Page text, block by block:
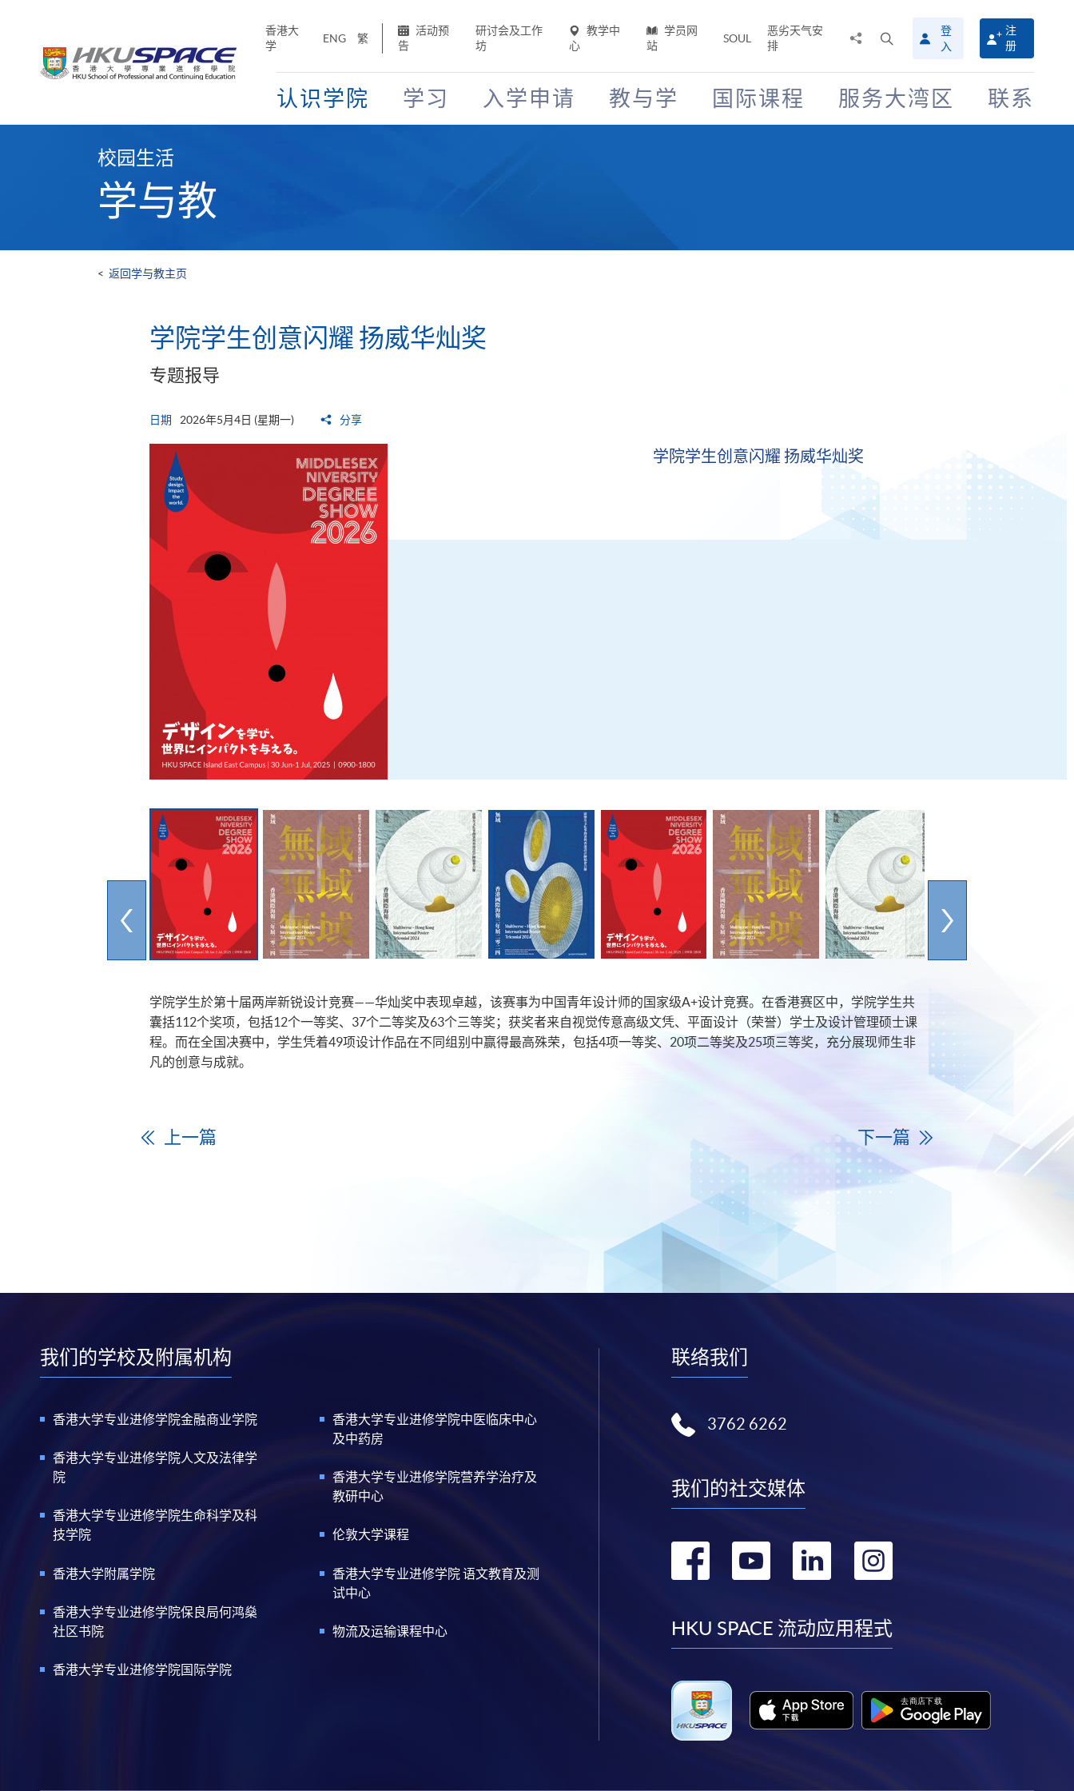
香港大
学
ENG 繁
活动预
告
研讨会及工作
坊
教学中
心
学员网
站
SOUL
恶劣天气安
排
搜
寻
介
面
登
入
注
册
认识学院 学习 入学申请 教与学 国际课程 服务大湾区 联系
校园生活
学与教
< 返回学与教主页
​​学院学生​​创意闪耀 扬威华灿奖​
专题报导
日期 2026年5月4日 (星期一) 分享
​​学院学生​​创意闪耀 扬威华灿奖​
​​学院学生於第十届两岸新锐设计竞赛——华灿奖中表现卓越，该赛事为中国青年设计师的国家级A+设计竞赛。在香港赛区中，学院学生共
囊括112个奖项，包括12个一等奖、37个二等奖及63个三等奖；获奖者来自视觉传意高级文凭、平面设计（荣誉）学士及设计管理硕士课
程。而在全国决赛中，学生凭着49项设计作品在不同组别中赢得最高殊荣，包括4项一等奖、20项二等奖及25项三等奖，充分展现师生非
凡的创意与成就。​
上一篇 下一篇
我们的学校及附属机构
香港大学专业进修学院金融商业学院
香港大学专业进修学院人文及法律学
院
香港大学专业进修学院生命科学及科
技学院
香港大学附属学院
香港大学专业进修学院保良局何鸿燊
社区书院
香港大学专业进修学院国际学院
香港大学专业进修学院中医临床中心
及中药房
香港大学专业进修学院营养学治疗及
教研中心
伦敦大学课程
香港大学专业进修学院 语文教育及测
试中心
物流及运输课程中心
联络我们
3762 6262
我们的社交媒体
转
facebook
转
youtube
转
linkedin
转
instagram
HKU SPACE 流动应用程式